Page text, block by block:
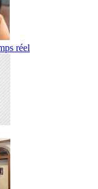
réel